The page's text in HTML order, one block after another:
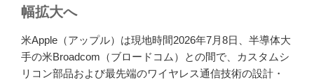
幅拡大へ
米Apple（アップル）は現地時間2026年7月8日、半導体大
手の米Broadcom（ブロードコム）との間で、カスタムシ
リコン部品および最先端のワイヤレス通信技術の設計・